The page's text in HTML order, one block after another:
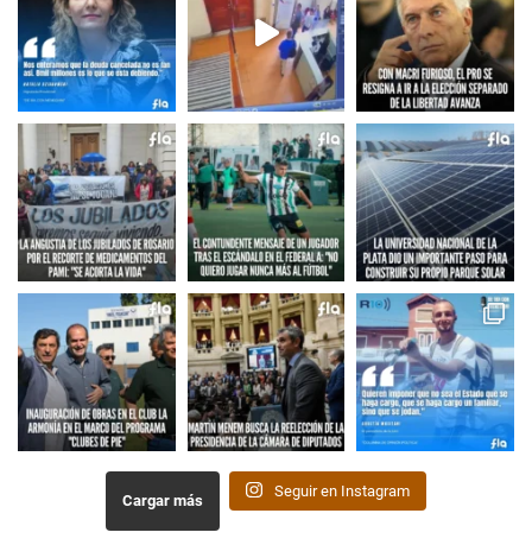
Cargar más
Seguir en Instagram